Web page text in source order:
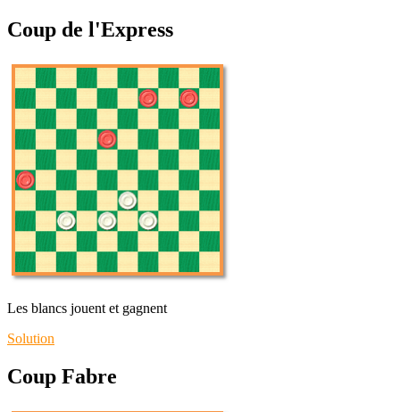
Coup de l'Express
Les blancs jouent et gagnent
Solution
Coup Fabre